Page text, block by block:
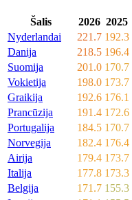
Šalis 2026 2025
Nyderlandai
221.7 192.3
Danija
218.5 196.4
Suomija
201.0 170.7
Vokietija
198.0 173.7
Graikija
192.6 176.1
Prancūzija
191.4 172.6
Portugalija
184.5 170.7
Norvegija
182.4 176.4
Airija
179.4 173.7
Italija
177.8 173.3
Belgija
171.7 155.3